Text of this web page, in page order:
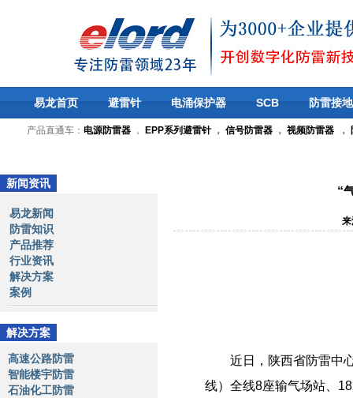
易龙首页 避雷针 电涌保护器 SCB 防雷接地
产品直通车： 电源防雷器 ， EPP系列避雷针， 信号防雷器 ， 视频防雷器 ，
新闻资讯
易龙新闻
防雷知识
产品推荐
行业资讯
解决方案
案例
解决方案
高速公路防雷
智能楼宇防雷
石油化工防雷
“
近日，陕西省防雷中心
线）全线8座输气场站、